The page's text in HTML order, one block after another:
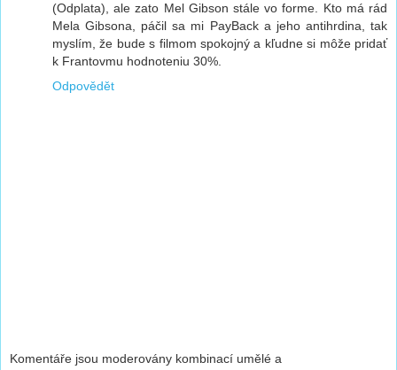
(Odplata), ale zato Mel Gibson stále vo forme. Kto má rád
Mela Gibsona, páčil sa mi PayBack a jeho antihrdina, tak
myslím, že bude s filmom spokojný a kľudne si môže pridať
k Frantovmu hodnoteniu 30%.
Odpovědět
Komentáře jsou moderovány kombinací umělé a